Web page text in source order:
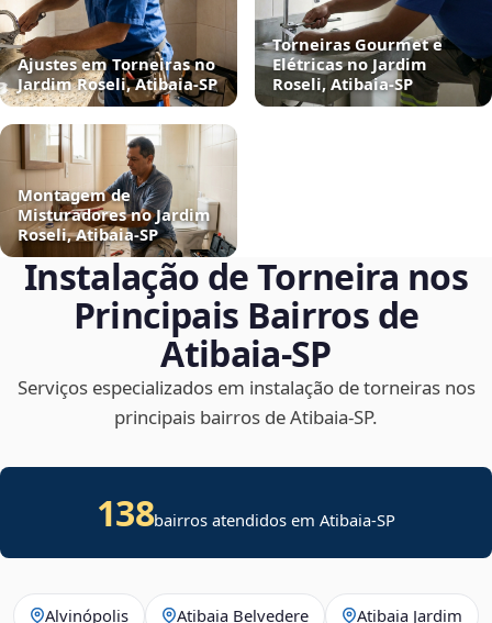
Ajustes em Torneiras no
Jardim Roseli, Atibaia‑SP
Torneiras Gourmet e
Elétricas no Jardim
Roseli, Atibaia‑SP
Montagem de
Misturadores no Jardim
Roseli, Atibaia‑SP
Instalação de Torneira nos
Principais Bairros de
Atibaia‑SP
Serviços especializados em instalação de torneiras nos
principais bairros de Atibaia‑SP.
138bairros atendidos em Atibaia-SP
Alvinópolis Atibaia Belvedere Atibaia Jardim